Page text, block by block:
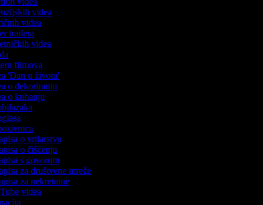
videa
videa
trailera
videa
filmova
'Dan u životu'
o dekoriranju
o kuhanju
o vrtlarstvu
o čišćenju
s govorom
za društvene mreže
za nekretnine
videa